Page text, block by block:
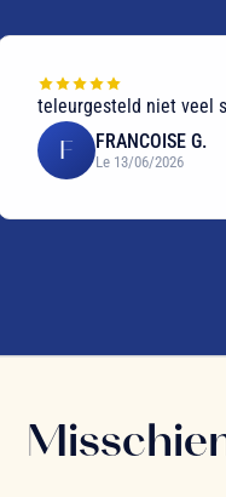
teleurgesteld niet veel
F FRANCOISE G.
Le 13/06/2026